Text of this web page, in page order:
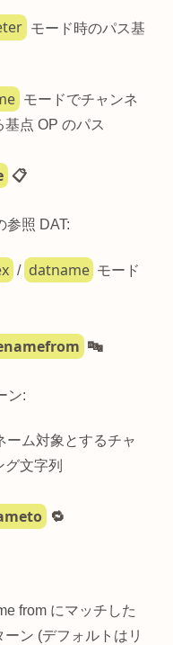
モード時のパス基
モードでチャンネ
点 OP のパス
📋
参照 DAT:
/ datname モード
🔤
ン:
ーム対象とするチャ
文字列
🔁
from にマッチした
ン (デフォルトはリ